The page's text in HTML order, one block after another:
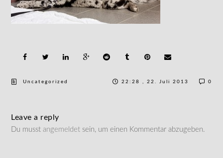
Uncategorized 22:28 , 22. Juli 2013 0
Leave a reply
Du musstangemeldet sein, um einen Kommentar abzugeben.